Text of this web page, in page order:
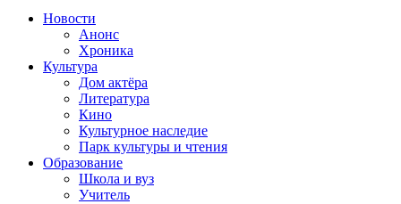
Новости
Анонс
Хроника
Культура
Дом актёра
Литература
Кино
Культурное наследие
Парк культуры и чтения
Образование
Школа и вуз
Учитель